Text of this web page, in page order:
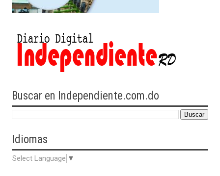
Buscar en Independiente.com.do
Idiomas
Select Language ▼